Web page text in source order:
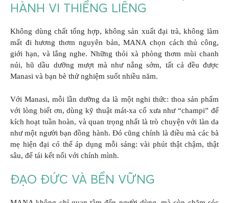
HÀNH VI THIỀNG LIÊNG
Không dùng chất tổng hợp, không sản xuất đại trà, không làm
mất đi hương thơm nguyên bản, MANA chọn cách thủ công,
giới hạn, và lắng nghe. Những thỏi xà phòng thơm mùi chanh
núi, hũ dầu dưỡng mượt mà như nắng sớm, tất cả đều được
Manasi và bạn bè thử nghiệm suốt nhiều năm.
Với Manasi, mỗi lần dưỡng da là một nghi thức: thoa sản phẩm
với lòng biết ơn, dùng kỹ thuật mát-xa cổ xưa như “champi” để
kích hoạt tuần hoàn, và quan trọng nhất là trò chuyện với làn da
như một người bạn đồng hành. Đó cũng chính là điều mà các bà
mẹ hiện đại có thể áp dụng mỗi sáng: vài phút thật chậm, thật
sâu, để tái kết nối với chính mình.
ĐẠO ĐỨC VÀ BỀN VỮNG